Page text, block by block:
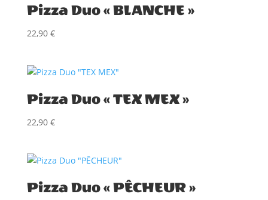
Pizza Duo « BLANCHE »
22,90 €
Pizza Duo « TEX MEX »
22,90 €
Pizza Duo « PÊCHEUR »